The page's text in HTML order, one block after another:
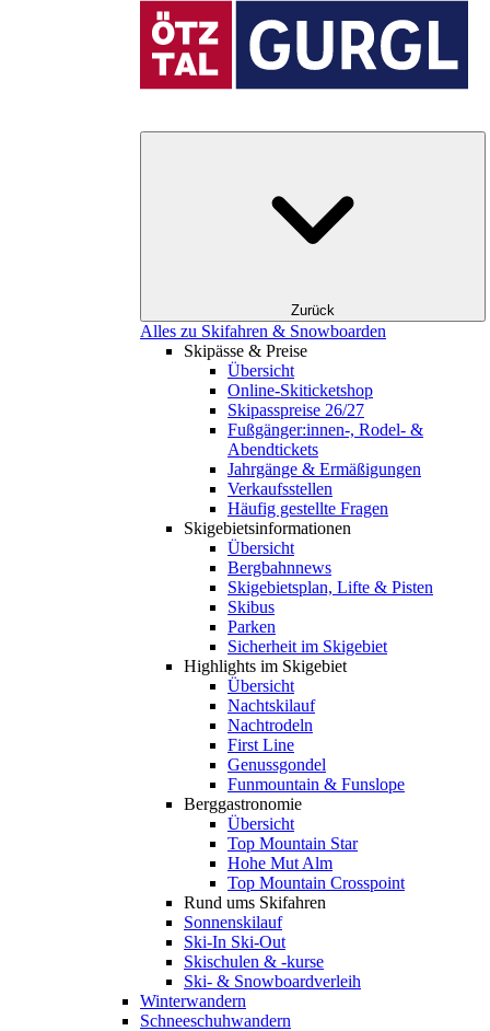
Zurück
Alles zu Skifahren & Snowboarden
Skipässe & Preise
Übersicht
Online-Skiticketshop
Skipasspreise 26/27
Fußgänger:innen-, Rodel- &
Abendtickets
Jahrgänge & Ermäßigungen
Verkaufsstellen
Häufig gestellte Fragen
Skigebiets­informationen
Übersicht
Bergbahnnews
Skigebietsplan, Lifte & Pisten
Skibus
Parken
Sicherheit im Skigebiet
Highlights im Skigebiet
Übersicht
Nachtskilauf
Nachtrodeln
First Line
Genussgondel
Funmountain & Funslope
Berggastronomie
Übersicht
Top Mountain Star
Hohe Mut Alm
Top Mountain Crosspoint
Rund ums Skifahren
Sonnenskilauf
Ski-In Ski-Out
Skischulen & -kurse
Ski- & Snowboardverleih
Winterwandern
Schneeschuhwandern